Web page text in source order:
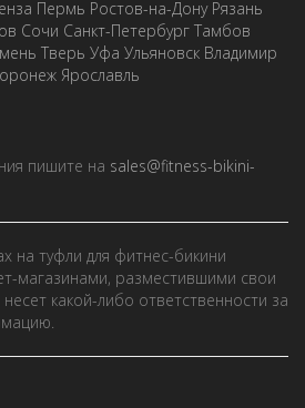
Пермь Ростов-на-Дону Рязань
Сочи Санкт-Петербург Тамбов
Тверь Уфа Ульяновск Владимир
Ярославль
пишите на sales@fitness-bikini-
на туфли для фитнес-бикини
магазинами, разместившими свои
какой-либо ответственности за